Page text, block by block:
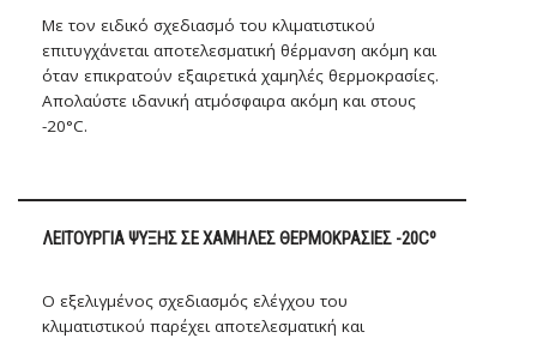
Με τον ειδικό σχεδιασμό του κλιματιστικού
επιτυγχάνεται αποτελεσματική θέρμανση ακόμη και
όταν επικρατούν εξαιρετικά χαμηλές θερμοκρασίες.
Απολαύστε ιδανική ατμόσφαιρα ακόμη και στους
-20°C.
ΛΕΙΤΟΥΡΓΊΑ ΨΎΞΗΣ ΣΕ ΧΑΜΗΛΈΣ ΘΕΡΜΟΚΡΑΣΊΕΣ -20Cº
Ο εξελιγμένος σχεδιασμός ελέγχου του
κλιματιστικού παρέχει αποτελεσματική και